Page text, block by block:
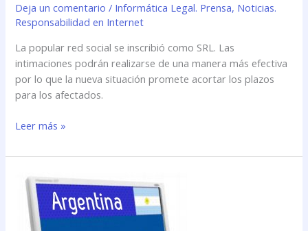
Deja un comentario / Informática Legal. Prensa, Noticias.
Responsabilidad en Internet
La popular red social se inscribió como SRL. Las
intimaciones podrán realizarse de una manera más efectiva
por lo que la nueva situación promete acortar los plazos
para los afectados.
Leer más »
Facebook
tiene